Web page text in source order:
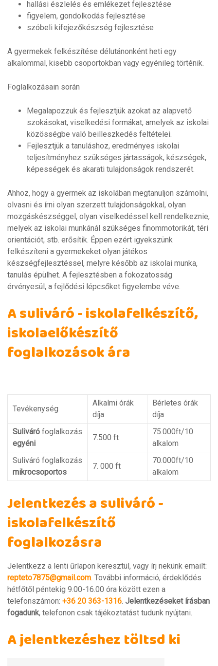
hallási észlelés és emlékezet fejlesztése
figyelem, gondolkodás fejlesztése
szóbeli kifejezőkészség fejlesztése
A gyermekek felkészítése délutánonként heti egy
alkalommal, kisebb csoportokban vagy egyénileg történik.
Foglalkozásain során
Megalapozzuk és fejlesztjük azokat az alapvető
szokásokat, viselkedési formákat, amelyek az iskolai
közösségbe való beilleszkedés feltételei.
Fejlesztjük a tanuláshoz, eredményes iskolai
teljesítményhez szükséges jártasságok, készségek,
képességek és akarati tulajdonságok rendszerét.
Ahhoz, hogy a gyermek az iskolában megtanuljon számolni,
olvasni és írni olyan szerzett tulajdonságokkal, olyan
mozgáskészséggel, olyan viselkedéssel kell rendelkeznie,
melyek az iskolai munkánál szükséges finommotorikát, téri
orientációt, stb. erősítik. Éppen ezért igyekszünk
felkészíteni a gyermekeket olyan játékos
készségfejlesztéssel, melyre később az iskolai munka,
tanulás épülhet. A fejlesztésben a fokozatosság
érvényesül, a fejlődési lépcsőket figyelembe véve.
A suliváró - iskolafelkészítő,
iskolaelőkészítő
foglalkozások ára
Tevékenység
Alkalmi órák
díja
Bérletes órák
díja
Suliváró foglalkozás
egyéni
7.500 ft
75.000ft/10
alkalom
Suliváró foglalkozás
mikrocsoportos
7. 000 ft
70.000ft/10
alkalom
Jelentkezés a suliváró -
iskolafelkészítő
foglalkozásra
Jelentkezz a lenti űrlapon keresztül, vagy írj nekünk emailt:
repteto7875@gmail.com. További információ, érdeklődés
hétfőtől péntekig 9.00-16.00 óra között ezen a
telefonszámon: +36 20 363-1316. Jelentkezéseket írásban
fogadunk, telefonon csak tájékoztatást tudunk nyújtani.
A jelentkezéshez töltsd ki